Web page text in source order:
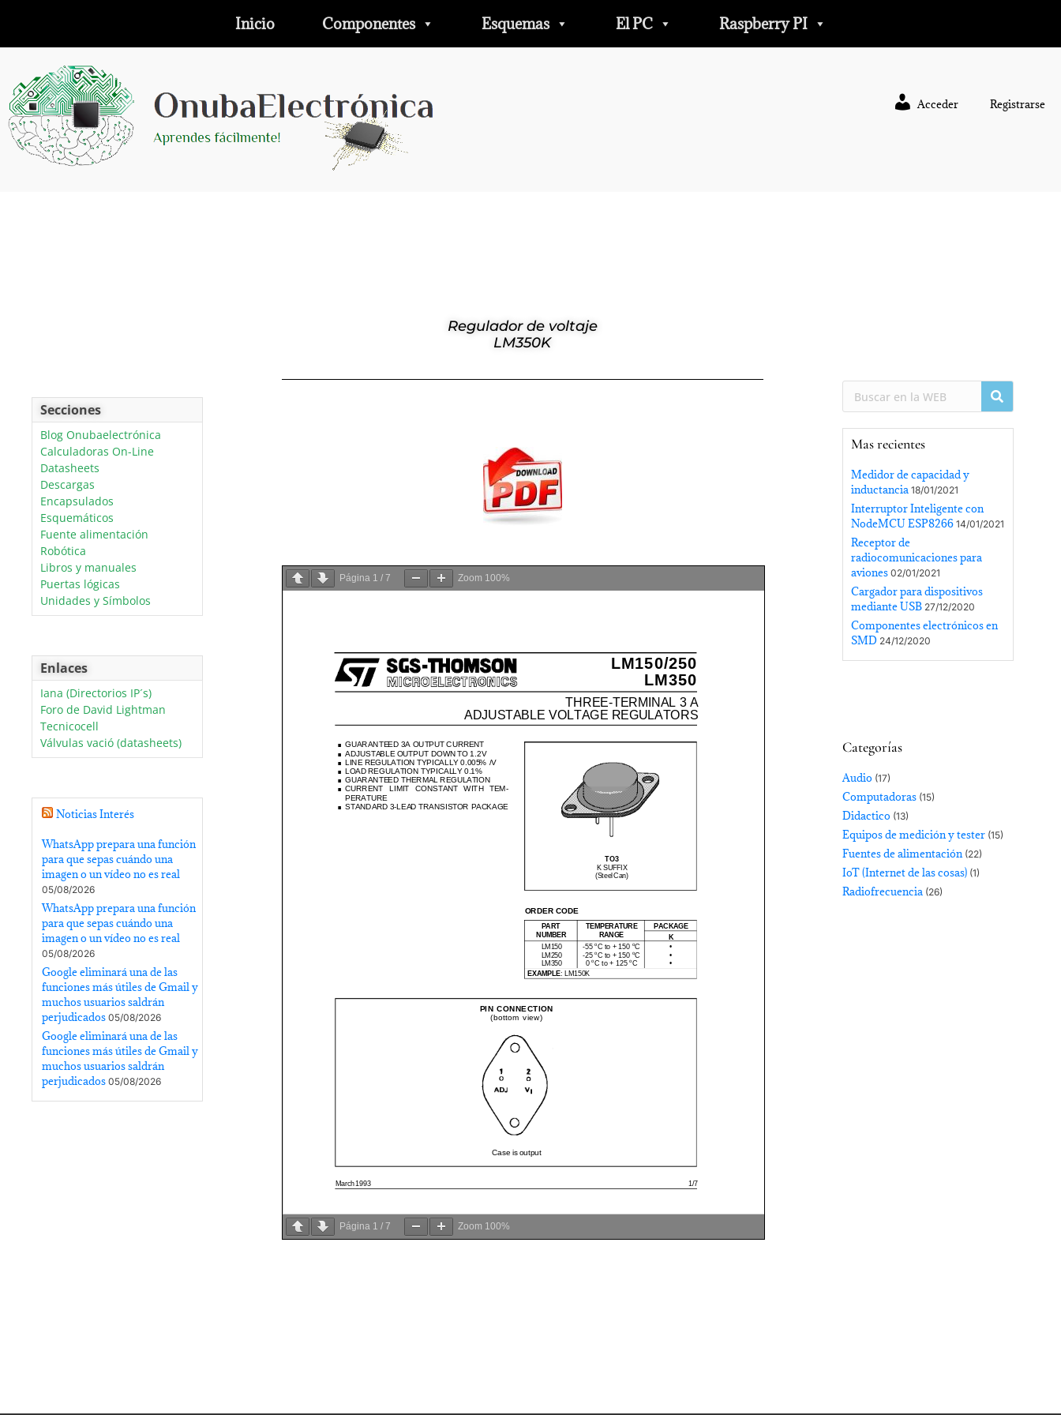
Inicio Componentes Esquemas El PC Raspberry PI
Acceder Registrarse
Regulador de voltaje
LM350K
Página 1 / 7 Zoom 100%
Página 1 / 7 Zoom 100%
Secciones
Blog Onubaelectrónica
Calculadoras On-Line
Datasheets
Descargas
Encapsulados
Esquemáticos
Fuente alimentación
Robótica
Libros y manuales
Puertas lógicas
Unidades y Símbolos
Enlaces
Iana (Directorios IP´s)
Foro de David Lightman
Tecnicocell
Válvulas vació (datasheets)
Noticias Interés
WhatsApp prepara una función
para que sepas cuándo una
imagen o un vídeo no es real
05/08/2026
WhatsApp prepara una función
para que sepas cuándo una
imagen o un vídeo no es real
05/08/2026
Google eliminará una de las
funciones más útiles de Gmail y
muchos usuarios saldrán
perjudicados 05/08/2026
Google eliminará una de las
funciones más útiles de Gmail y
muchos usuarios saldrán
perjudicados 05/08/2026
Mas recientes
Medidor de capacidad y
inductancia 18/01/2021
Interruptor Inteligente con
NodeMCU ESP8266 14/01/2021
Receptor de
radiocomunicaciones para
aviones 02/01/2021
Cargador para dispositivos
mediante USB 27/12/2020
Componentes electrónicos en
SMD 24/12/2020
Categorías
Audio (17)
Computadoras (15)
Didactico (13)
Equipos de medición y tester (15)
Fuentes de alimentación(22)
IoT (Internet de las cosas) (1)
Radiofrecuencia (26)